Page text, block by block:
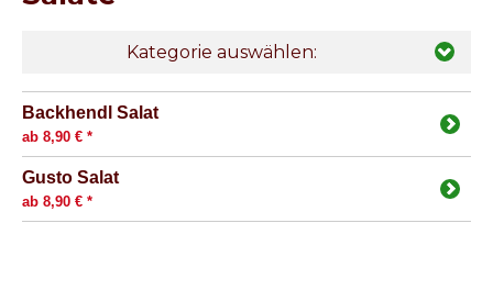
Kategorie auswählen:
Backhendl Salat
ab 8,90 € *
Gusto Salat
ab 8,90 € *